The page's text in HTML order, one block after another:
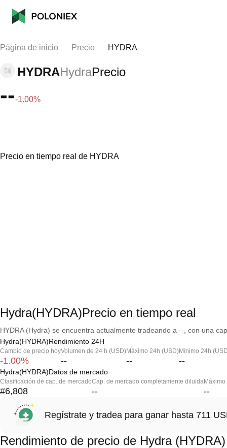
Página de inicio Precio HYDRA
HYDRAHydraPrecio
---1.00%
Precio en tiempo real de HYDRA
Hydra(HYDRA)Precio en tiempo real
HYDRA (Hydra) se encuentra actualmente tradeando a --, con una
Hydra(HYDRA)Rendimiento 24H
Cambio de precio hoy
-1.00%
Volumen de 24 h (USD)
--
Máximo 24h (USD)
--
Mínimo 24h
--
Hydra(HYDRA)Datos de mercado
Clasificación de cap. de mercado
#6,808
Cap. de mercado completamente diluida
-- --
Regístrate y tradea para ganar hasta 711
Rendimiento de precio de Hydra (HYDRA)